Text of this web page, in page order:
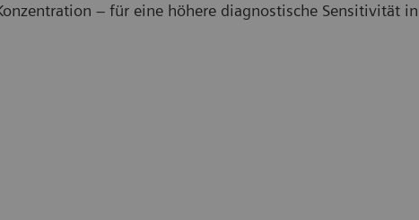
– für eine höhere diagnostische Sensitivität in